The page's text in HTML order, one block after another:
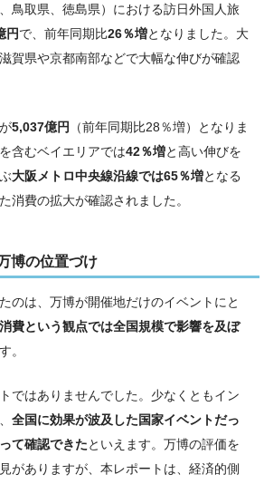
鳥取県、徳島県）における訪日外国人旅
円で、前年同期比26％増となりました。大
賀県や京都南部などで大幅な伸びが確認
5,037億円 （前年同期比28％増）となりま
含むベイエリアでは42％増と高い伸びを
大阪メトロ中央線沿線では65％増となる
消費の拡大が確認されました。
博の位置づけ
のは、万博が開催地だけのイベントにと
費という観点では全国規模で影響を及ぼ
。
ではありませんでした。少なくともイン
全国に効果が波及した国家イベントだっ
て確認できたといえます。万博の評価を
がありますが、本レポートは、経済的側